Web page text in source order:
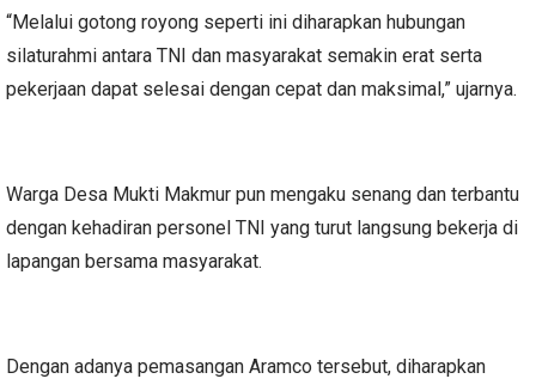
“Melalui gotong royong seperti ini diharapkan hubungan
silaturahmi antara TNI dan masyarakat semakin erat serta
pekerjaan dapat selesai dengan cepat dan maksimal,” ujarnya.
Warga Desa Mukti Makmur pun mengaku senang dan terbantu
dengan kehadiran personel TNI yang turut langsung bekerja di
lapangan bersama masyarakat.
Dengan adanya pemasangan Aramco tersebut, diharapkan